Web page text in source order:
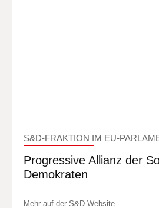
S&D-FRAKTION IM EU-
Progressive Allianz der
Demokraten
Mehr auf der S&D-Website